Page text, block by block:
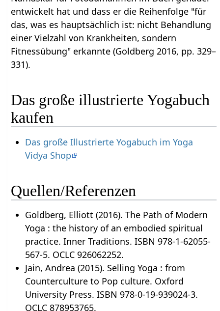
entwickelt hat und dass er die Reihenfolge "für
das, was es hauptsächlich ist: nicht Behandlung
einer Vielzahl von Krankheiten, sondern
Fitnessübung" erkannte (Goldberg 2016, pp. 329–
331).
Das große illustrierte Yogabuch
kaufen
Das große Illustrierte Yogabuch im Yoga
Vidya Shop
Quellen/Referenzen
Goldberg, Elliott (2016). The Path of Modern
Yoga : the history of an embodied spiritual
practice. Inner Traditions. ISBN 978-1-62055-
567-5. OCLC 926062252.
Jain, Andrea (2015). Selling Yoga : from
Counterculture to Pop culture. Oxford
University Press. ISBN 978-0-19-939024-3.
OCLC 878953765.